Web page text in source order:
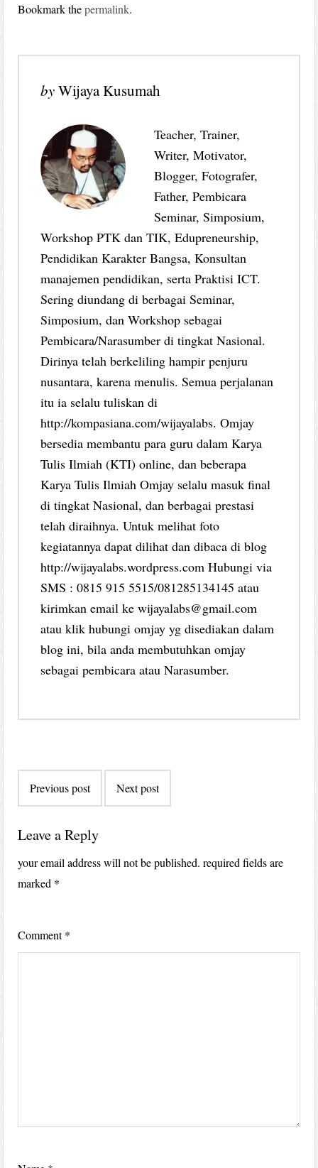
Bookmark thepermalink.
byWijaya Kusumah
Teacher, Trainer,
Writer, Motivator,
Blogger, Fotografer,
Father, Pembicara
Seminar, Simposium,
Workshop PTK dan TIK, Edupreneurship,
Pendidikan Karakter Bangsa, Konsultan
manajemen pendidikan, serta Praktisi ICT.
Sering diundang di berbagai Seminar,
Simposium, dan Workshop sebagai
Pembicara/Narasumber di tingkat Nasional.
Dirinya telah berkeliling hampir penjuru
nusantara, karena menulis. Semua perjalanan
itu ia selalu tuliskan di
http://kompasiana.com/wijayalabs. Omjay
bersedia membantu para guru dalam Karya
Tulis Ilmiah (KTI) online, dan beberapa
Karya Tulis Ilmiah Omjay selalu masuk final
di tingkat Nasional, dan berbagai prestasi
telah diraihnya. Untuk melihat foto
kegiatannya dapat dilihat dan dibaca di blog
http://wijayalabs.wordpress.com Hubungi via
SMS : 0815 915 5515/081285134145 atau
kirimkan email ke wijayalabs@gmail.com
atau klik hubungi omjay yg disediakan dalam
blog ini, bila anda membutuhkan omjay
sebagai pembicara atau Narasumber.
navigation
Previous post Next post
Leave a Reply
your email address will not be published. required fields are
marked *
Comment*